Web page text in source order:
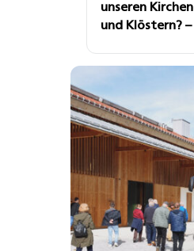
unseren
und Klöstern?